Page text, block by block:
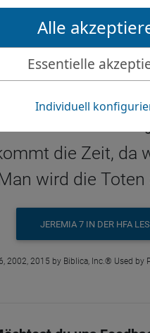
JEREMIA 7 IN DER NIV
TM Copyright © 1979, 1984,
die Zeit,
wird die
JEREMIA 7 IN DER HFA
2015 by Biblica, Inc.® Used by